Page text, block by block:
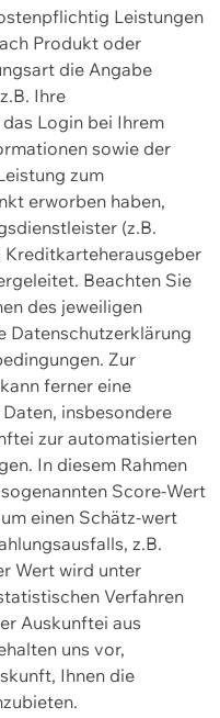
Leistungen
Produkt oder
die Angabe
Ihre
Login bei Ihrem
sowie der
zum
erworben haben,
(z.B.
Kreditkarteherausgeber
Beachten Sie
des jeweiligen
Datenschutzerklärung
Zur
ferner eine
insbesondere
zur automatisierten
In diesem Rahmen
Score-Wert
einen Schätz-wert
z.B.
Wert wird unter
Verfahren
Auskunftei aus
uns vor,
Ihnen die